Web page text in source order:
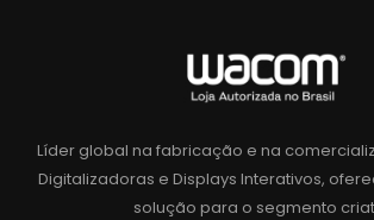
Líder global na fabricação e na
Digitalizadoras e Displays Interativos,
solução para o segmento